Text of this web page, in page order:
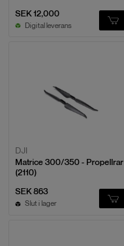
SEK 12,000
Digital leverans
DJI
Matrice 300/350 - Propellrar
(2110)
SEK 863
Slut i lager